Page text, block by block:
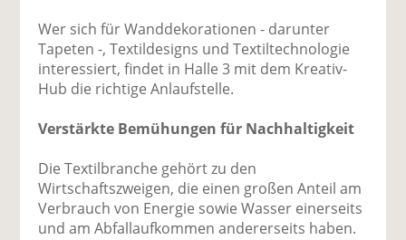
Wer sich für Wanddekorationen - darunter
Tapeten -, Textildesigns und Textiltechnologie
interessiert, findet in Halle 3 mit dem Kreativ-
Hub die richtige Anlaufstelle.
Verstärkte Bemühungen für Nachhaltigkeit
Die Textilbranche gehört zu den
Wirtschaftszweigen, die einen großen Anteil am
Verbrauch von Energie sowie Wasser einerseits
und am Abfallaufkommen andererseits haben.